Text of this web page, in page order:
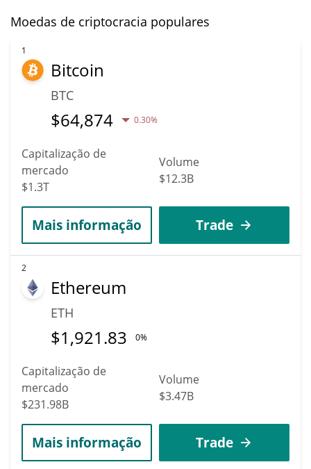
Moedas de criptocracia populares
1
Bitcoin
BTC
$64,874 0.30%
Capitalização de
mercado
$1.3T
Volume
$12.3B
Mais informação Trade
2
Ethereum
ETH
$1,921.83 0%
Capitalização de
mercado
$231.98B
Volume
$3.47B
Mais informação Trade